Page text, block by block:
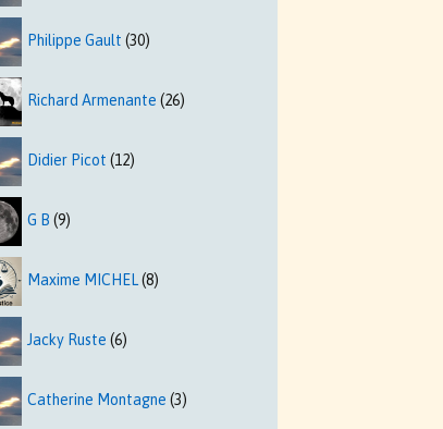
Philippe Gault (30)
Richard Armenante (26)
Didier Picot (12)
G B (9)
Maxime MICHEL(8)
Jacky Ruste (6)
Catherine Montagne (3)